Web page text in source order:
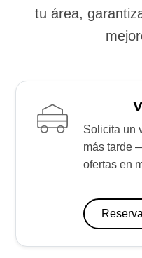
tu área,
Solicita un
más tarde
ofertas en